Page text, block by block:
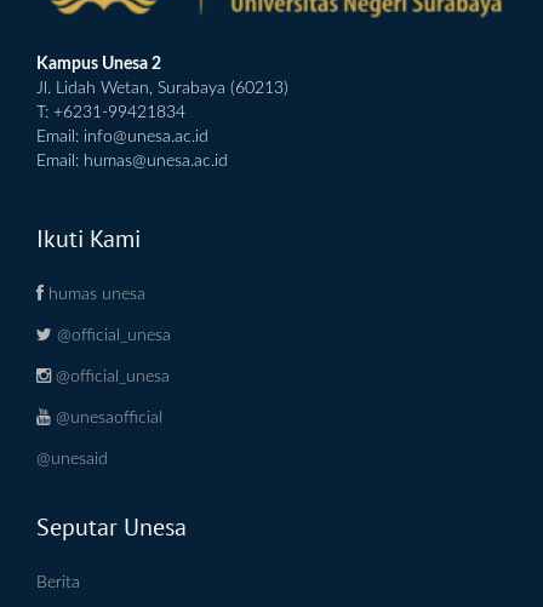
Kampus Unesa 2
Jl. Lidah Wetan, Surabaya (60213)
T: +6231-99421834
Email: info@unesa.ac.id
Email: humas@unesa.ac.id
Ikuti Kami
humas unesa
@official_unesa
@official_unesa
@unesaofficial
@unesaid
Seputar Unesa
Berita